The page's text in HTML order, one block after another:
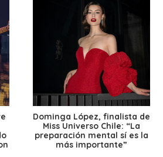
Dominga López, finalista de
Miss Universo Chile: “La
preparación mental sí es la
más importante”